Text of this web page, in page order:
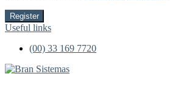
Register
Useful links
(00) 33 169 7720